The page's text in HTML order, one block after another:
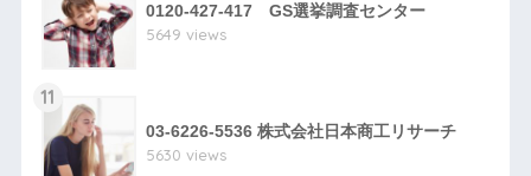
0120-427-417 GS選挙調査センター
5649 views
11
03-6226-5536 株式会社日本商工リサーチ
5630 views